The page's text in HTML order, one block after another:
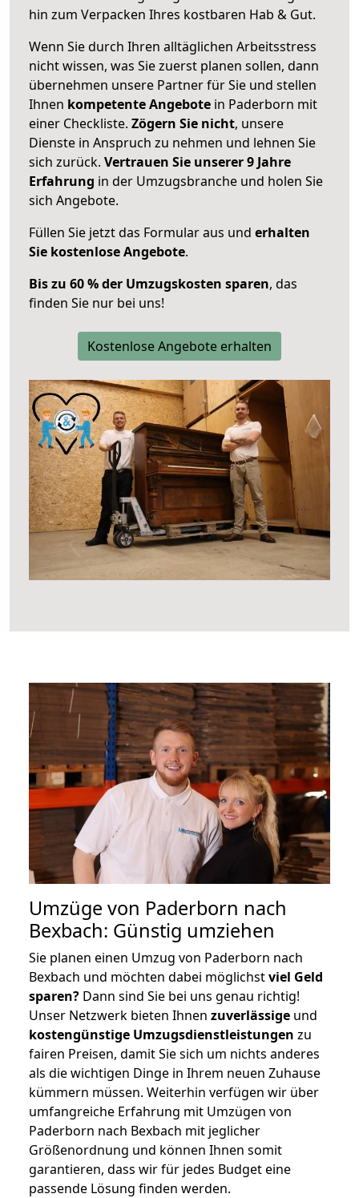
hin zum Verpacken Ihres kostbaren Hab & Gut.
Wenn Sie durch Ihren alltäglichen Arbeitsstress
nicht wissen, was Sie zuerst planen sollen, dann
übernehmen unsere Partner für Sie und stellen
Ihnen kompetente Angebote in Paderborn mit
einer Checkliste. Zögern Sie nicht, unsere
Dienste in Anspruch zu nehmen und lehnen Sie
sich zurück. Vertrauen Sie unserer 9 Jahre
Erfahrung in der Umzugsbranche und holen Sie
sich Angebote.
Füllen Sie jetzt das Formular aus und erhalten
Sie kostenlose Angebote.
Bis zu 60 % der Umzugskosten sparen, das
finden Sie nur bei uns!
Kostenlose Angebote erhalten
Umzüge von Paderborn nach
Bexbach: Günstig umziehen
Sie planen einen Umzug von Paderborn nach
Bexbach und möchten dabei möglichstviel Geld
sparen? Dann sind Sie bei uns genau richtig!
Unser Netzwerk bieten Ihnen zuverlässige und
kostengünstige Umzugsdienstleistungen zu
fairen Preisen, damit Sie sich um nichts anderes
als die wichtigen Dinge in Ihrem neuen Zuhause
kümmern müssen. Weiterhin verfügen wir über
umfangreiche Erfahrung mit Umzügen von
Paderborn nach Bexbach mit jeglicher
Größenordnung und können Ihnen somit
garantieren, dass wir für jedes Budget eine
passende Lösung finden werden.